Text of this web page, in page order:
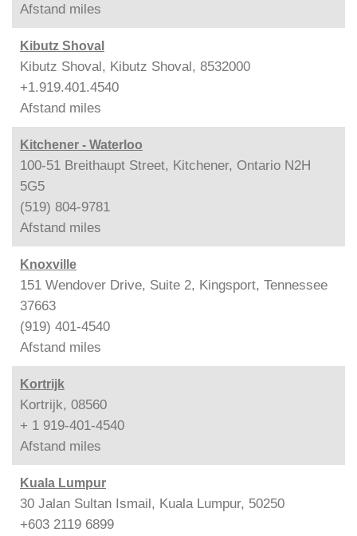
Afstand miles
Kibutz Shoval
Kibutz Shoval, Kibutz Shoval, 8532000
+1.919.401.4540
Afstand miles
Kitchener - Waterloo
100-51 Breithaupt Street, Kitchener, Ontario N2H
5G5
(519) 804-9781
Afstand miles
Knoxville
151 Wendover Drive, Suite 2, Kingsport, Tennessee
37663
(919) 401-4540
Afstand miles
Kortrijk
Kortrijk, 08560
+ 1 919-401-4540
Afstand miles
Kuala Lumpur
30 Jalan Sultan Ismail, Kuala Lumpur, 50250
+603 2119 6899